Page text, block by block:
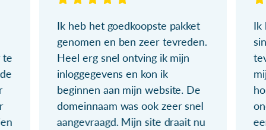
te
Ik heb het goedkoopste pakket
genomen en ben zeer tevreden.
Heel erg snel ontving ik mijn
inloggegevens en kon ik
beginnen aan mijn website. De
domeinnaam was ook zeer snel
aangevraagd. Mijn site draait nu
Ik